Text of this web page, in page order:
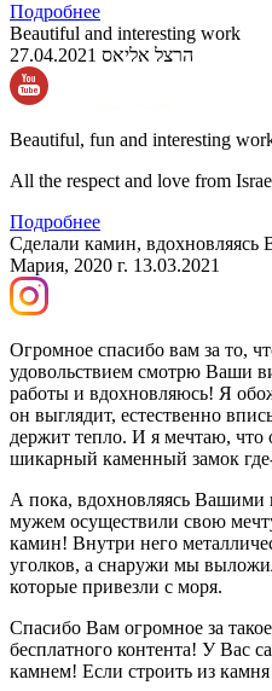
Подробнее
Beautiful and interesting work
הרצל אליאס 27.04.2021
Beautiful, fun and interesting
All the respect and love from
Подробнее
Сделали камин,
Мария, 2020 г. 13.03.2021
Огромное спасибо вам за то,
удовольствием смотрю Ваши
работы и вдохновляюсь! Я
он выглядит, естественно
держит тепло. И я мечтаю,
шикарный каменный замок
А пока, вдохновляясь
мужем осуществили свою
камин! Внутри него
уголков, а снаружи мы
которые привезли с моря.
Спасибо Вам огромное за
бесплатного контента! У Вас
камнем! Если строить из